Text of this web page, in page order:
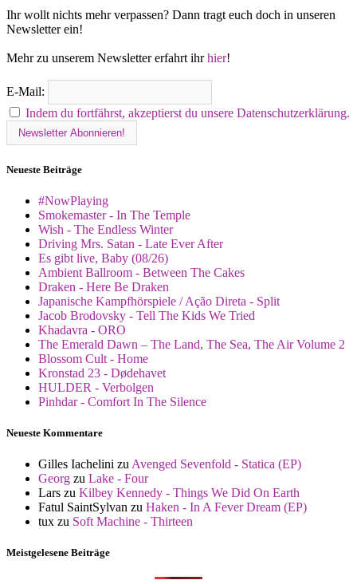
Ihr wollt nichts mehr verpassen? Dann tragt euch doch in unseren
Newsletter ein!
Mehr zu unserem Newsletter erfahrt ihrhier!
E-Mail:
Indem du fortfährst, akzeptierst du unsere Datenschutzerklärung.
Neueste Beiträge
#NowPlaying
Smokemaster - In The Temple
Wish - The Endless Winter
Driving Mrs. Satan - Late Ever After
Es gibt live, Baby (08/26)
Ambient Ballroom - Between The Cakes
Draken - Here Be Draken
Japanische Kampfhörspiele / Ação Direta - Split
Jacob Brodovsky - Tell The Kids We Tried
Khadavra - ORO
The Emerald Dawn – The Land, The Sea, The Air Volume 2
Blossom Cult - Home
Kronstad 23 - Dødehavet
HULDER - Verbolgen
Pinhdar - Comfort In The Silence
Neueste Kommentare
Gilles Iachelini zu Avenged Sevenfold - Statica (EP)
Georg zu Lake - Four
Lars zu Kilbey Kennedy - Things We Did On Earth
Fatul SaintSylvan zu Haken - In A Fever Dream (EP)
tux zu Soft Machine - Thirteen
Meistgelesene Beiträge